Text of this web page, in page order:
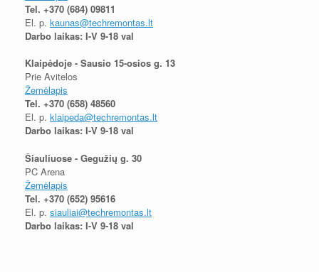
Tel. +370 (684) 09811
El. p. kaunas@techremontas.lt
Darbo laikas: I-V 9-18 val
Klaipėdoje - Sausio 15-osios g. 13
Prie Avitelos
Žemėlapis
Tel. +370 (658) 48560
El. p. klaipeda@techremontas.lt
Darbo laikas: I-V 9-18 val
Šiauliuose - Gegužių g. 30
PC Arena
Žemėlapis
Tel. +370 (652) 95616
El. p. siauliai@techremontas.lt
Darbo laikas: I-V 9-18 val